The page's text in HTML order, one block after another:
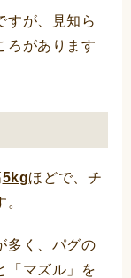
すが、見知ら
ろがあります
5kgほどで、チ
多く、パグの
「マズル」を